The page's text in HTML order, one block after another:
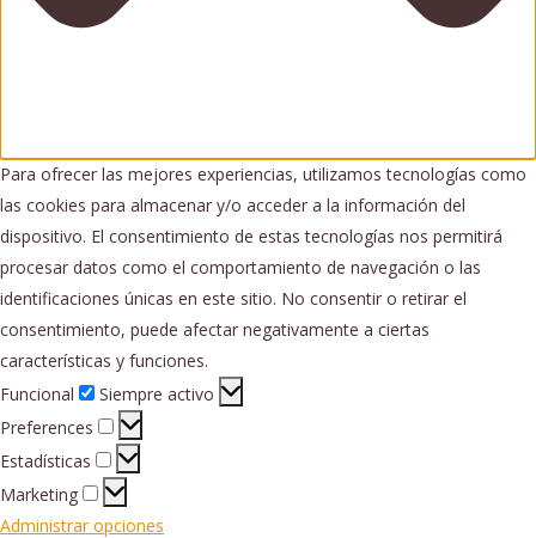
Para ofrecer las mejores experiencias, utilizamos tecnologías como
las cookies para almacenar y/o acceder a la información del
dispositivo. El consentimiento de estas tecnologías nos permitirá
procesar datos como el comportamiento de navegación o las
identificaciones únicas en este sitio. No consentir o retirar el
consentimiento, puede afectar negativamente a ciertas
características y funciones.
Funcional
Funcional
Siempre activo
Preferences
Preferences
Estadísticas
Estadísticas
Marketing
Marketing
Administrar opciones